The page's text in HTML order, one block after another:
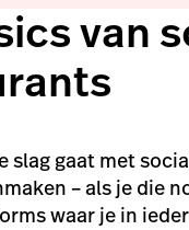
van
slag gaat met
– als je die
waar je in